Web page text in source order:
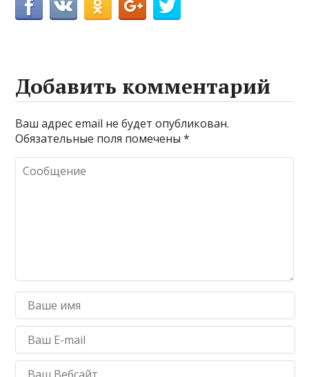
Добавить комментарий
Ваш адрес email не будет опубликован.
Обязательные поля помечены*